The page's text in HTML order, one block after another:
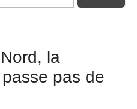
la
pas de